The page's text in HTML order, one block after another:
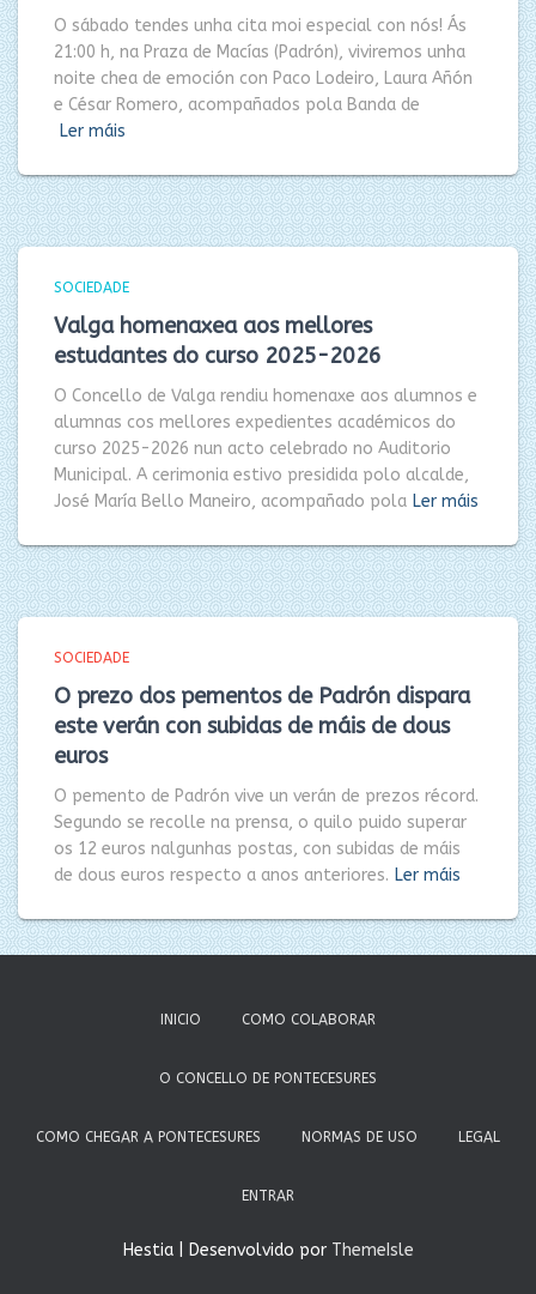
O sábado tendes unha cita moi especial con nós! Ás
21:00 h, na Praza de Macías (Padrón), viviremos unha
noite chea de emoción con Paco Lodeiro, Laura Añón
e César Romero, acompañados pola Banda de
Ler máis
SOCIEDADE
Valga homenaxea aos mellores
estudantes do curso 2025-2026
O Concello de Valga rendiu homenaxe aos alumnos e
alumnas cos mellores expedientes académicos do
curso 2025-2026 nun acto celebrado no Auditorio
Municipal. A cerimonia estivo presidida polo alcalde,
José María Bello Maneiro, acompañado pola Ler máis
SOCIEDADE
O prezo dos pementos de Padrón dispara
este verán con subidas de máis de dous
euros
O pemento de Padrón vive un verán de prezos récord.
Segundo se recolle na prensa, o quilo puido superar
os 12 euros nalgunhas postas, con subidas de máis
de dous euros respecto a anos anteriores. Ler máis
INICIO COMO COLABORAR
O CONCELLO DE PONTECESURES
COMO CHEGAR A PONTECESURES NORMAS DE USO LEGAL
ENTRAR
Hestia | Desenvolvido por ThemeIsle